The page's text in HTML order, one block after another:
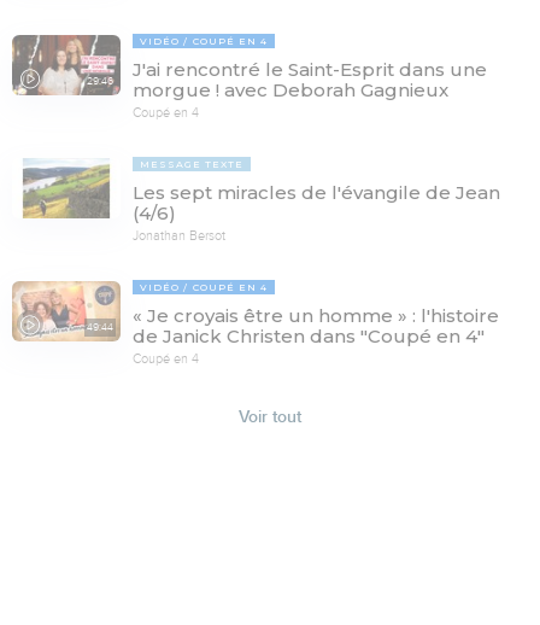
29:46
VIDÉO COUPÉ EN 4
J'ai rencontré le Saint-Esprit dans une
morgue ! avec Deborah Gagnieux
Coupé en 4
MESSAGE TEXTE
Les sept miracles de l'évangile de Jean
(4/6)
Jonathan Bersot
49:44
VIDÉO COUPÉ EN 4
« Je croyais être un homme » : l'histoire
de Janick Christen dans "Coupé en 4"
Coupé en 4
Voir tout